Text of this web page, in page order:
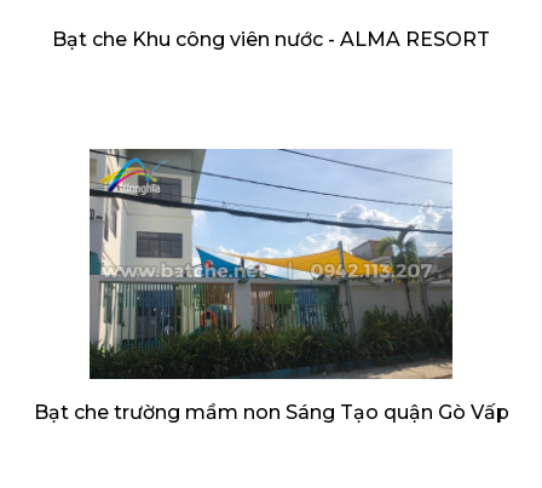
Bạt che Khu công viên nước - ALMA RESORT
Bạt che trường mầm non Sáng Tạo quận Gò Vấp